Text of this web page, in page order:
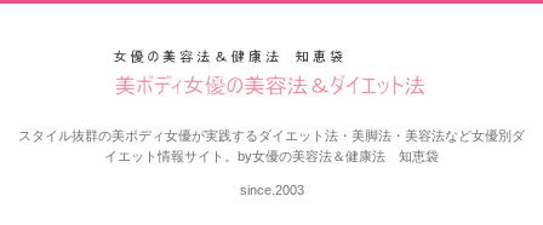
スタイル抜群の美ボディ女優が実践するダイエット法・美脚法・美容法など女優別ダ
イエット情報サイト。by女優の美容法＆健康法 知恵袋
since.2003